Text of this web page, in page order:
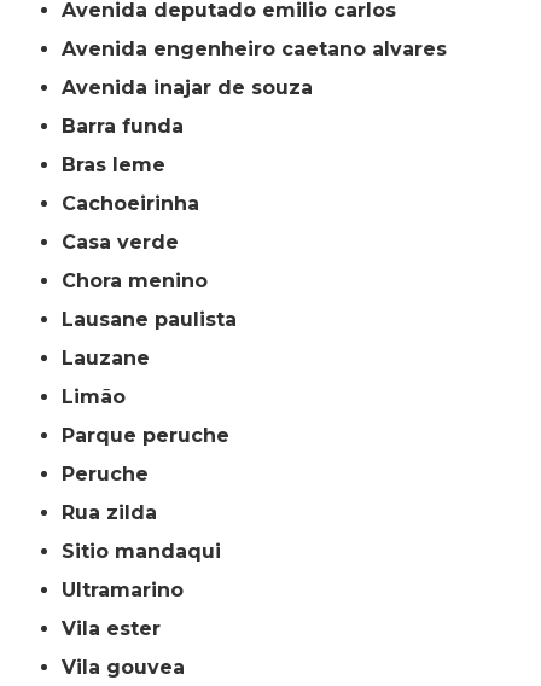
avenida deputado emilio carlos
avenida engenheiro caetano alvares
avenida inajar de souza
barra funda
bras leme
cachoeirinha
casa verde
chora menino
lausane paulista
lauzane
limão
parque peruche
peruche
rua zilda
sitio mandaqui
ultramarino
vila ester
vila gouvea